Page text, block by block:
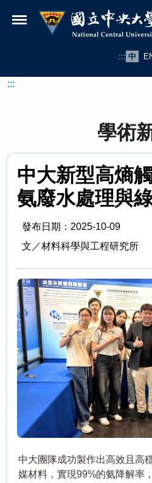
國立中央大學新聞
::: 中
:::
學術
中大新型高熵
氨廢水處理與
發布日期：2025-10-09
文／材料科學與工程研究所
中大團隊成功製作出高效且高
媒材料，實現99%的氨降解率